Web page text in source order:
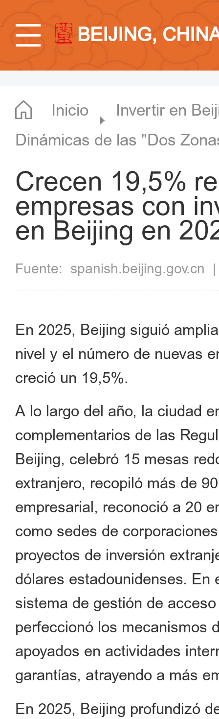
BEIJING,
Inicio
Invertir en
Dinámicas de las "Dos
Crecen 19,5%
empresas con
en Beijing en
Fuente: spanish.beijing.gov.cn
En 2025, Beijing siguió
nivel y el número de nuevas
creció un 19,5%.
A lo largo del año, la ciudad
complementarios de las
Beijing, celebró 15 mesas
extranjero, recopiló más de
empresarial, reconoció a 20
como sedes de
proyectos de inversión
dólares estadounidenses. En
sistema de gestión de
perfeccionó los mecanismos
apoyados en actividades
garantías, atrayendo a más
En 2025, Beijing profundizó